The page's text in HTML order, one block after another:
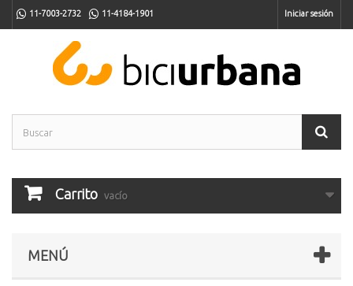
11-7003-2732 11-4184-1901 Iniciar sesión
Carrito vacío
MENÚ